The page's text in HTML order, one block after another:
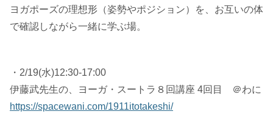
ヨガポーズの理想形（姿勢やポジション）を、お互いの体
で確認しながら一緒に学ぶ場。
・2/19(水)12:30-17:00
伊藤武先生の、ヨーガ・スートラ８回講座 4回目 ＠わに
https://spacewani.com/1911itotakeshi/